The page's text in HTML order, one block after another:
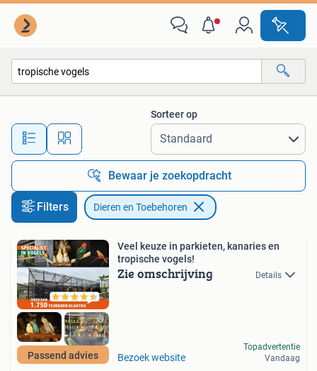
Alle afstanden…
Sorteer op
Bewaar je zoekopdracht
Filters Dieren en Toebehoren
Passend advies
Veel keuze in parkieten, kanaries en
tropische vogels!
Zie omschrijving Details
Bezoek website
Topadvertentie
Vandaag